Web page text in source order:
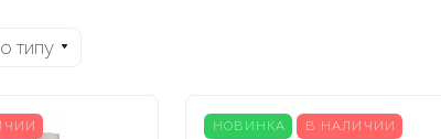
типу
НОВИНКА В НАЛИЧИИ